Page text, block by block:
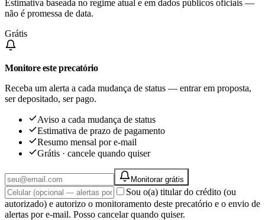
Estimativa baseada no regime atual e em dados públicos oficiais —
não é promessa de data.
Grátis
Monitore este precatório
Receba um alerta a cada mudança de status — entrar em proposta,
ser depositado, ser pago.
Aviso a cada mudança de status
Estimativa de prazo de pagamento
Resumo mensal por e-mail
Grátis · cancele quando quiser
Monitorar grátis
Sou o(a) titular do crédito (ou
autorizado) e autorizo o monitoramento deste precatório e o envio de
alertas por e-mail. Posso cancelar quando quiser.